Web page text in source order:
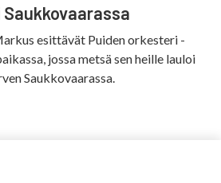
esittävät Puiden orkesteri -
jossa metsä sen heille lauloi
Saukkovaarassa.